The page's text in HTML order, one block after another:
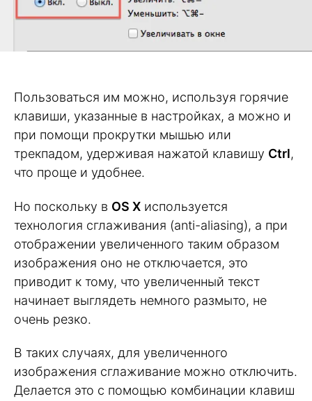
Пользоваться им можно, используя горячие
клавиши, указанные в настройках, а можно и
при помощи прокрутки мышью или
трекпадом, удерживая нажатой клавишу Ctrl,
что проще и удобнее.
Но поскольку в OS X используется
технология сглаживания (anti-aliasing), а при
отображении увеличенного таким образом
изображения оно не отключается, это
приводит к тому, что увеличенный текст
начинает выглядеть немного размыто, не
очень резко.
В таких случаях, для увеличенного
изображения сглаживание можно отключить.
Делается это с помощью комбинации клавиш